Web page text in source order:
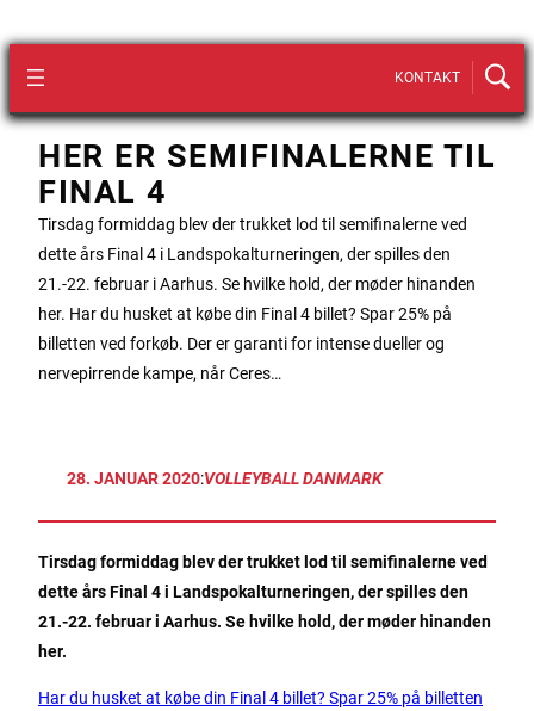
KONTAKT
HER ER SEMIFINALERNE TIL
FINAL 4
Tirsdag formiddag blev der trukket lod til semifinalerne ved
dette års Final 4 i Landspokalturneringen, der spilles den
21.-22. februar i Aarhus. Se hvilke hold, der møder hinanden
her. Har du husket at købe din Final 4 billet? Spar 25% på
billetten ved forkøb. Der er garanti for intense dueller og
nervepirrende kampe, når Ceres…
28. JANUAR 2020:VOLLEYBALL DANMARK
Tirsdag formiddag blev der trukket lod til semifinalerne ved
dette års Final 4 i Landspokalturneringen, der spilles den
21.-22. februar i Aarhus. Se hvilke hold, der møder hinanden
her.
Har du husket at købe din Final 4 billet? Spar 25% på billetten